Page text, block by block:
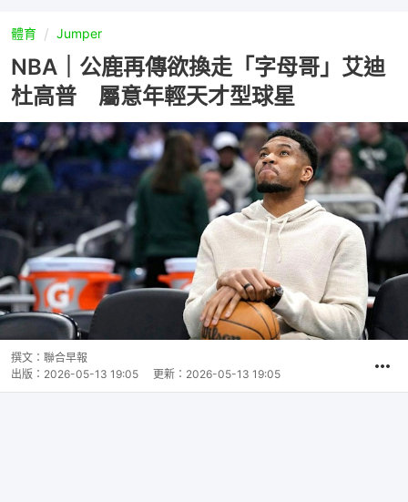
體育 Jumper
NBA｜公鹿再傳欲換走「字母哥」艾迪
杜高普 屬意年輕天才型球星
撰文： 聯合早報
出版： 2026-05-13 19:05 更新： 2026-05-13 19:05